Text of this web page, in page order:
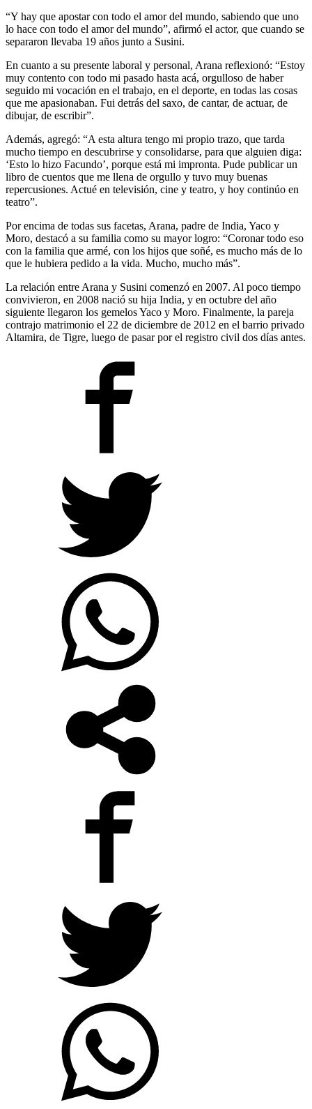
“Y hay que apostar con todo el amor del mundo, sabiendo que uno
lo hace con todo el amor del mundo”, afirmó el actor, que cuando se
separaron llevaba 19 años junto a Susini.
En cuanto a su presente laboral y personal, Arana reflexionó: “Estoy
muy contento con todo mi pasado hasta acá, orgulloso de haber
seguido mi vocación en el trabajo, en el deporte, en todas las cosas
que me apasionaban. Fui detrás del saxo, de cantar, de actuar, de
dibujar, de escribir”.
Además, agregó: “A esta altura tengo mi propio trazo, que tarda
mucho tiempo en descubrirse y consolidarse, para que alguien diga:
‘Esto lo hizo Facundo’, porque está mi impronta. Pude publicar un
libro de cuentos que me llena de orgullo y tuvo muy buenas
repercusiones. Actué en televisión, cine y teatro, y hoy continúo en
teatro”.
Por encima de todas sus facetas, Arana, padre de India, Yaco y
Moro, destacó a su familia como su mayor logro: “Coronar todo eso
con la familia que armé, con los hijos que soñé, es mucho más de lo
que le hubiera pedido a la vida. Mucho, mucho más”.
La relación entre Arana y Susini comenzó en 2007. Al poco tiempo
convivieron, en 2008 nació su hija India, y en octubre del año
siguiente llegaron los gemelos Yaco y Moro. Finalmente, la pareja
contrajo matrimonio el 22 de diciembre de 2012 en el barrio privado
Altamira, de Tigre, luego de pasar por el registro civil dos días antes.